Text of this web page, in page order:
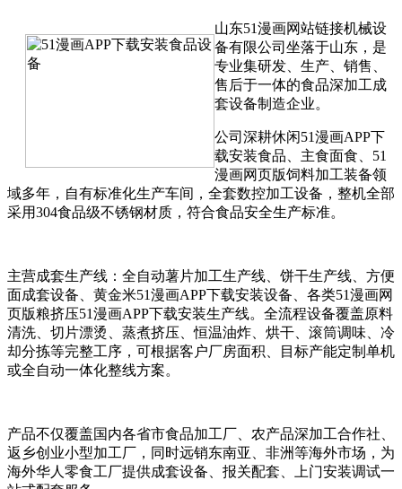
山东51漫画网站链接机械设
备有限公司坐落于山东，是
专业集研发、生产、销售、
售后于一体的食品深加工成
套设备制造企业。
公司深耕休闲51漫画APP下
载安装食品、主食面食、51
漫画网页版饲料加工装备领
域多年，自有标准化生产车间，全套数控加工设备，整机全部
采用304食品级不锈钢材质，符合食品安全生产标准。
主营成套生产线：全自动薯片加工生产线、饼干生产线、方便
面成套设备、黄金米51漫画APP下载安装设备、各类51漫画网
页版粮挤压51漫画APP下载安装生产线。全流程设备覆盖原料
清洗、切片漂烫、蒸煮挤压、恒温油炸、烘干、滚筒调味、冷
却分拣等完整工序，可根据客户厂房面积、目标产能定制单机
或全自动一体化整线方案。
产品不仅覆盖国内各省市食品加工厂、农产品深加工合作社、
返乡创业小型加工厂，同时远销东南亚、非洲等海外市场，为
海外华人零食工厂提供成套设备、报关配套、上门安装调试一